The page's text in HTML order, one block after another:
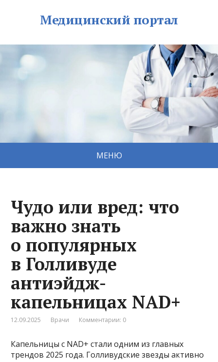
Медицинский портал
МЕНЮ
Чудо или вред: что
важно знать
о популярных
в Голливуде
антиэйдж-
капельницах NAD+
12.09.2025 Врачи Комментарии: 0
Капельницы с NAD+ стали одним из главных
трендов 2025 года. Голливудские звезды активно